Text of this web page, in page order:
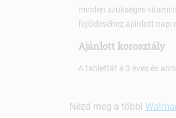
minden szükséges
fejlődéséhez ajánlott napi
Ajánlott korosztály
A tablettát a 3 éves és
Nézd meg a többi